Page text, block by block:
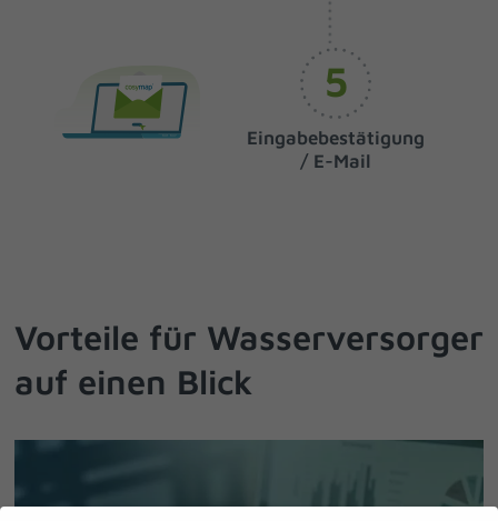
5
Eingabebestätigung
/ E-Mail
Vorteile für Wasserversorger
auf einen Blick